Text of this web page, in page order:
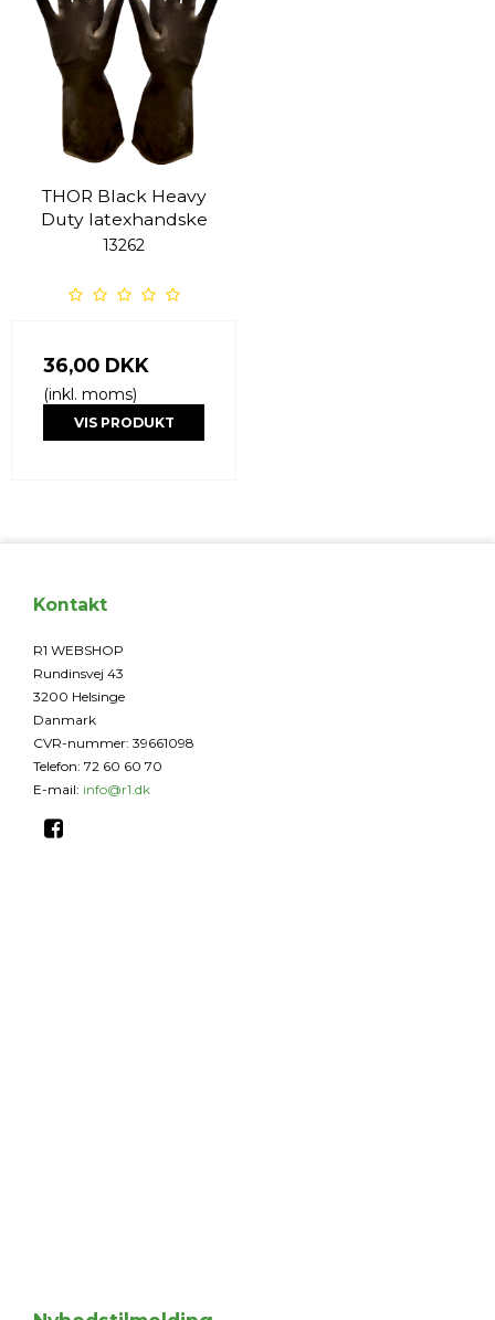
THOR Black Heavy
Duty latexhandske
13262
36,00 DKK
(inkl. moms)
VIS PRODUKT
Kontakt
R1 WEBSHOP
Rundinsvej 43
3200 Helsinge
Danmark
CVR-nummer: 39661098
Telefon: 72 60 60 70
E-mail: info@r1.dk